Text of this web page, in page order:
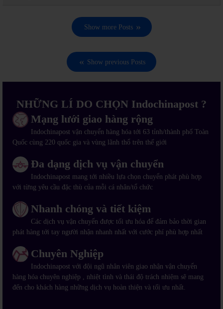
Show more Posts
Show previous Posts
NHỮNG LÍ DO CHỌN Indochinapost ?
Mạng lưới giao hàng rộng
Indochinapost vận chuyển hàng hóa tới 63 tỉnh/thành phố Toàn
Quốc cùng 220 quốc gia và vùng lãnh thổ trên thế giới
Đa dạng dịch vụ vận chuyển
Indochinapost mang tới nhiều lựa chọn chuyển phát phù hợp
với từng yêu cầu đặc thù của mỗi cá nhân/tổ chức
Nhanh chóng và tiết kiệm
Các dịch vụ vận chuyển được tối ưu hóa để đảm bảo thời gian
phát hàng tới tay người nhận nhanh nhất với cước phí phù hợp nhất
Chuyên Nghiệp
Indochinapost với đội ngũ nhân viên giao nhận vận chuyển
hàng hóa chuyên nghiệp , nhiệt tình và thái độ trách nhiệm sẽ mang
đến cho khách hàng những dịch vụ hoàn thiện và tối ưu nhất.